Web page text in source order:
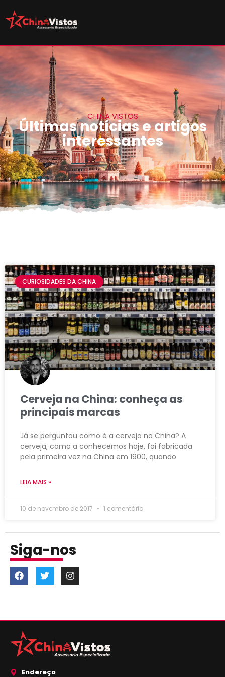
CHINA VISTOS
Últimas notícias e artigos
interessantes
CURIOSIDADES DA CHINA
Cerveja na China: conheça as
principais marcas
Já se perguntou como é a cerveja na China? A
cerveja, como a conhecemos hoje, foi fabricada
pela primeira vez na China em 1900, quando
LEIA MAIS »
10 de novembro de 2017 1 comentário
Siga-nos
Endereço